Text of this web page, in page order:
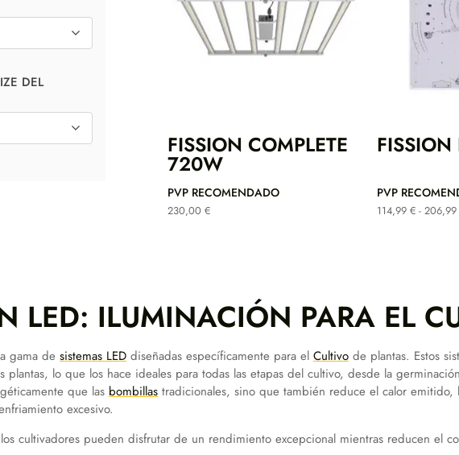
LED: ILUMINACIÓN PARA EL
gama de sistemas LED diseñadas específicamente para el Cultivo de plantas. Estos
plantas, lo que los hace ideales para todas las etapas del cultivo, desde la
que las bombillas tradicionales, sino que también reduce el calor
excesivo.
cultivadores pueden disfrutar de un rendimiento excepcional mientras reducen el
FISSION COMPLETE
720W
PVP RECOMENDADO
230,00 €
PVP
114,99 € - 206,99
DEL